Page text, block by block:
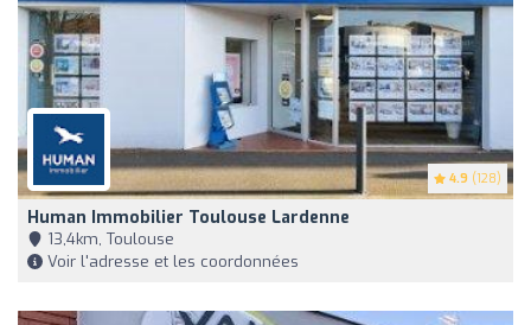
4.9 (128)
Human Immobilier Toulouse Lardenne
13,4km, Toulouse
Voir l'adresse et les coordonnées